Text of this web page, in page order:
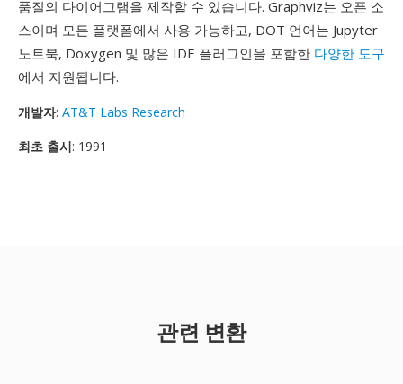
품질의 다이어그램을 제작할 수 있습니다. Graphviz는 오픈 소
스이며 모든 플랫폼에서 사용 가능하고, DOT 언어는 Jupyter
노트북, Doxygen 및 많은 IDE 플러그인을 포함한 다양한 도구
에서 지원됩니다.
개발자: AT&T Labs Research
최초 출시: 1991
관련 변환